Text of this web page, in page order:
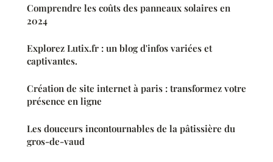
Comprendre les coûts des panneaux solaires en
2024
Explorez Lutix.fr : un blog d'infos variées et
captivantes.
Création de site internet à paris : transformez votre
présence en ligne
Les douceurs incontournables de la pâtissière du
gros-de-vaud